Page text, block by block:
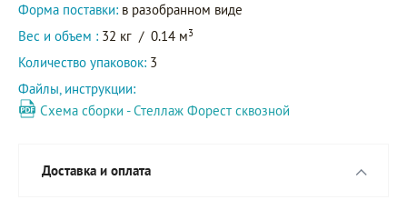
Форма поставки: в разобранном виде
Вес и объем : 32 кг / 0.14 м3
Количество упаковок: 3
Файлы, инструкции:
Схема сборки - Стеллаж Форест сквозной
Доставка и оплата